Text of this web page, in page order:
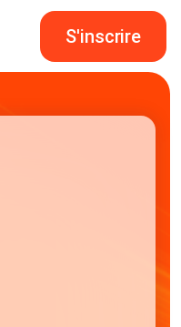
S'inscrire